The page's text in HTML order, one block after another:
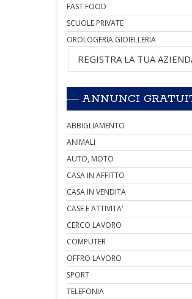
FAST FOOD
SCUOLE PRIVATE
OROLOGERIA GIOIELLERIA
REGISTRA LA TUA
ANNUNCI
ABBIGLIAMENTO
ANIMALI
AUTO, MOTO
CASA IN AFFITTO
CASA IN VENDITA
CASE E ATTIVITA'
CERCO LAVORO
COMPUTER
OFFRO LAVORO
SPORT
TELEFONIA